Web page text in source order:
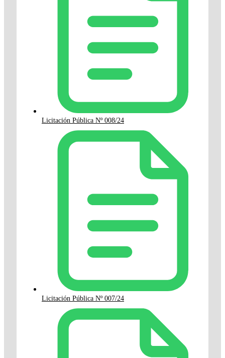
Licitación Pública Nº 008/24
Licitación Pública Nº 007/24